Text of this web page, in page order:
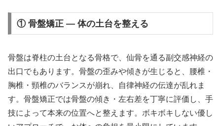
① 骨盤矯正 — 体の土台を整える
骨盤は脊柱の土台となる骨格で、仙骨を通る副交感神経の
出口でもあります。骨盤の歪みや傾きが生じると、腰椎・
胸椎・頸椎のバランスが崩れ、自律神経の伝達が乱れま
す。骨盤矯正では骨盤の傾き・左右差を丁寧に評価し、手
技によって本来の位置へと整えます。ボキボキしない優し